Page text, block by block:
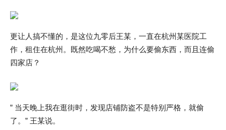
更让人搞不懂的，是这位九零后王某，一直在杭州某医院工
作，租住在杭州。既然吃喝不愁，为什么要偷东西，而且连偷
四家店？
” 当天晚上我在逛街时，发现店铺防盗不是特别严格，就偷
了。” 王某说。